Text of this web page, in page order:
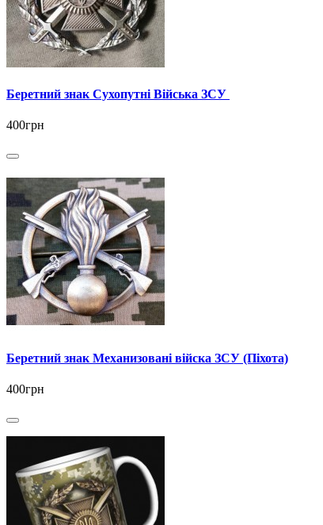
Беретний знак Сухопутні Війська ЗСУ
400грн
Беретний знак Механизовані війска ЗСУ (Піхота)
400грн